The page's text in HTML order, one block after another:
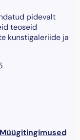
pidevalt
teoseid
kunstigaleriide ja